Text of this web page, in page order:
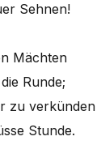
Sehnen!
Mächten
Runde;
zu verkünden
Stunde.